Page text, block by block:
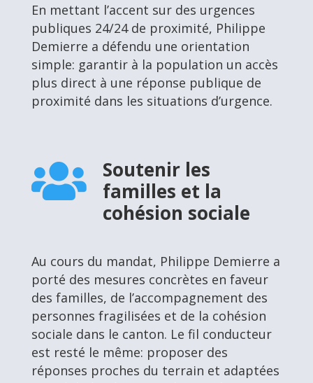
En mettant l’accent sur des urgences
publiques 24/24 de proximité, Philippe
Demierre a défendu une orientation
simple: garantir à la population un accès
plus direct à une réponse publique de
proximité dans les situations d’urgence.

Soutenir les
familles et la
cohésion sociale
Au cours du mandat, Philippe Demierre a
porté des mesures concrètes en faveur
des familles, de l’accompagnement des
personnes fragilisées et de la cohésion
sociale dans le canton. Le fil conducteur
est resté le même: proposer des
réponses proches du terrain et adaptées